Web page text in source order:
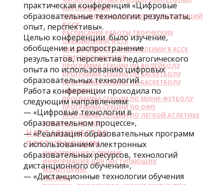
МЕРОПРИЯТИЙ
РАСПИСАНИЕ РАБОТЫ СПОРТИВНЫХ СЕКЦИЙ
В ССК
РАСПИСАНИЕ РАБОТЫ ТВОРЧЕСКИХ
ОБЬЕДИНЕНИЙ В ССК
СВИДЕТЕЛЬСТВО О ВСТУПЛЕНИИ В АССК
СПИСОК ПЕДАГОГОВ
ПРОГРАММА СЕКЦИИ ПО ВОЛЕЙБОЛУ
ПРОГРАММА СЕКЦИИ ПО БАСКЕТБОЛУ
ПРОГРАММА СЕКЦИИ ПО БАСКЕТБОЛУ
(ДЕВУШКИ)
ПРОГРАММА СЕКЦИИ ПО МИНИ-ФУТБОЛУ
ПРОГРАММА СЕКЦИИ ПО ОФП
ПРОГРАММА СЕКЦИИ ПО ЛЕГКОЙ АТЛЕТИКЕ
ПЛАН РАБОТЫ ССК
НАСТАВНИЧЕСТВО
ПОСТУПАЮЩИМ
ИНФОРМАЦИЯ О ПРИЕМЕ
ИНФОРМАЦИЯ ДЛЯ ПОСТУПАЮЩИХ
МОНИТОРИНГ
РЕЙТИНГ
практическая конференция «Цифровые
образовательные технологии: результаты,
опыт, перспективы».
Целью конференции было изучение,
обобщение и распространение
результатов, перспектив педагогического
опыта по использованию цифровых
образовательных технологий.
Работа конференции проходила по
следующим направлениям:
— «Цифровые технологии в
образовательном процессе»,
— «Реализация образовательных программ
с использованием электронных
образовательных ресурсов, технологий
дистанционного обучения»,
— «Дистанционные технологии обучения